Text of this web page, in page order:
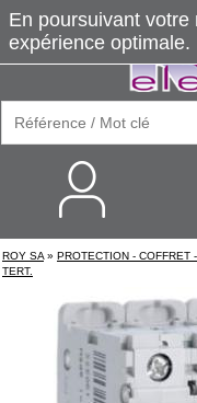
ROY SA » PROTECTION - COFFRET
TERT.
En poursuivant
expérience